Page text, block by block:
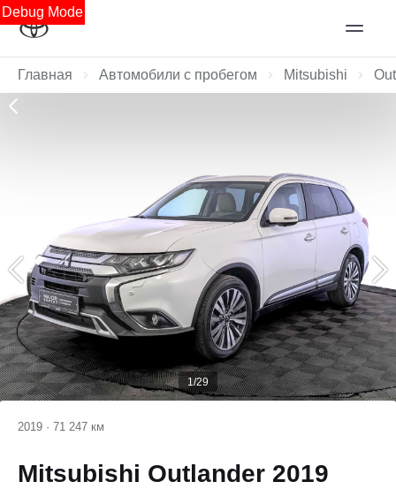
Debug Mode
Главная Автомобили с пробегом Mitsubishi
1/29
2019 · 71 247 км
Mitsubishi Outlander 2019